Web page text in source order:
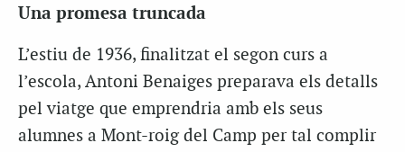
Una promesa truncada
L’estiu de 1936, finalitzat el segon curs a
l’escola, Antoni Benaiges preparava els detalls
pel viatge que emprendria amb els seus
alumnes a Mont-roig del Camp per tal complir